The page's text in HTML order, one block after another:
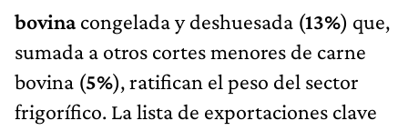
bovinacongelada y deshuesada (13%) que,
sumada a otros cortes menores de carne
bovina (5%), ratifican el peso del sector
frigorífico. La lista de exportaciones clave